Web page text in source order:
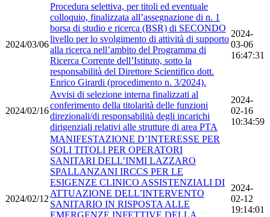
2024/03/06
Procedura selettiva, per titoli ed eventuale
colloquio, finalizzata all’assegnazione di n. 1
borsa di studio e ricerca (BSR) di SECONDO
livello per lo svolgimento di attività di supporto
alla ricerca nell’ambito del Programma di
Ricerca Corrente dell’Istituto, sotto la
responsabilità del Direttore Scientifico dott.
Enrico Girardi (procedimento n. 3/2024).
2024-
03-06
16:47:31
2024/02/16
Avvisi di selezione interna finalizzati al
conferimento della titolarità delle funzioni
direzionali/di responsabilità degli incarichi
dirigenziali relativi alle strutture di area PTA
2024-
02-16
10:34:59
2024/02/12
MANIFESTAZIONE D’INTERESSE PER
SOLI TITOLI PER OPERATORI
SANITARI DELL’INMI LAZZARO
SPALLANZANI IRCCS PER LE
ESIGENZE CLINICO ASSISTENZIALI DI
ATTUAZIONE DELL’INTERVENTO
SANITARIO IN RISPOSTA ALLE
EMERGENZE INFETTIVE DELLA
2024-
02-12
19:14:01